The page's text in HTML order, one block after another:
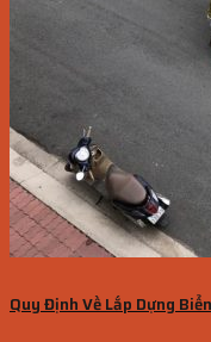
Quy Định Về Lắp Dựng